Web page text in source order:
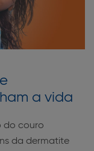
a vida
do couro
da dermatite